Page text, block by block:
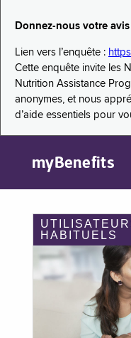
Donnez-nous votre
Lien vers l’enquête :
Cette enquête invite les
Nutrition Assistance
anonymes, et nous
d’aide essentiels pour
myBenefits
HABITUELS